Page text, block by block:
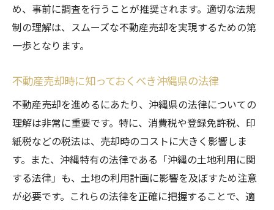
経験者のアドバイスを取り入れた成功の秘
訣
め、事前に調査を行うことが推奨されます。適切な法規
制の理解は、スムーズな不動産売却を実現するための第
一歩となります。
不動産売却時に知っておくべき沖縄県の法律
不動産売却を進めるにあたり、沖縄県の法律についての
理解は非常に重要です。特に、消費税や登録免許税、印
紙税などの税法は、売却時のコストに大きく影響しま
す。また、沖縄特有の法律である「沖縄の土地利用に関
する法律」も、土地の利用計画に影響を及ぼすため注意
が必要です。これらの法律を正確に把握することで、適